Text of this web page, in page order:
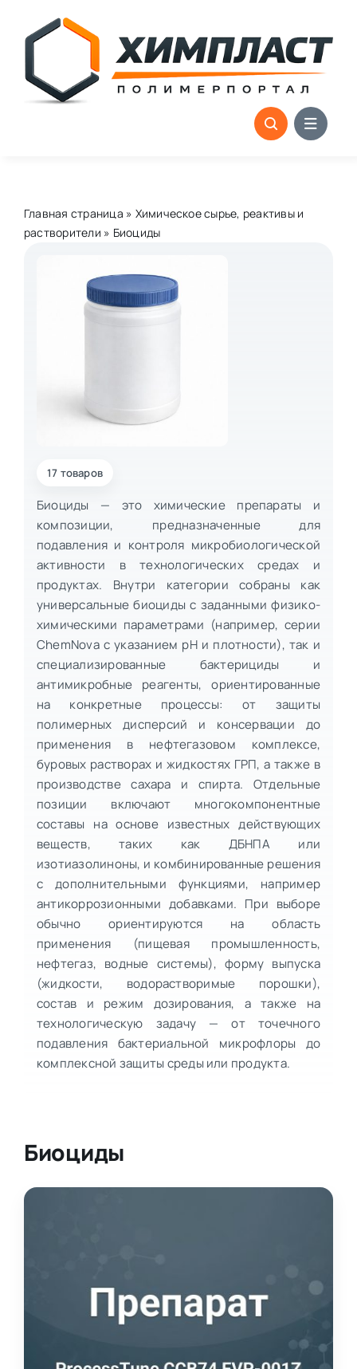
content
Главная страница » Химическое сырье, реактивы и
растворители » Биоциды
17 товаров
Биоциды — это химические препараты и
композиции, предназначенные для
подавления и контроля микробиологической
активности в технологических средах и
продуктах. Внутри категории собраны как
универсальные биоциды с заданными физико-
химическими параметрами (например, серии
ChemNova с указанием pH и плотности), так и
специализированные бактерициды и
антимикробные реагенты, ориентированные
на конкретные процессы: от защиты
полимерных дисперсий и консервации до
применения в нефтегазовом комплексе,
буровых растворах и жидкостях ГРП, а также в
производстве сахара и спирта. Отдельные
позиции включают многокомпонентные
составы на основе известных действующих
веществ, таких как ДБНПА или
изотиазолиноны, и комбинированные решения
с дополнительными функциями, например
антикоррозионными добавками. При выборе
обычно ориентируются на область
применения (пищевая промышленность,
нефтегаз, водные системы), форму выпуска
(жидкости, водорастворимые порошки),
состав и режим дозирования, а также на
технологическую задачу — от точечного
подавления бактериальной микрофлоры до
комплексной защиты среды или продукта.
Биоциды